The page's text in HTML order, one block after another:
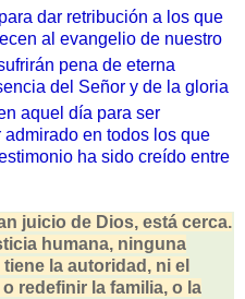
dar retribución a los que
al evangelio de nuestro
pena de eterna
del Señor y de la gloria
aquel día para ser
en todos los que
ha sido creído entre
juicio de Dios, está cerca.
humana, ninguna
la autoridad, ni el
redefinir la familia, o la